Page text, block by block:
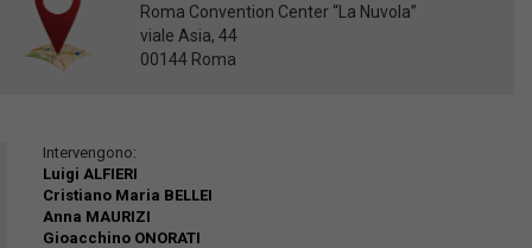
Roma Convention Center “La Nuvola”
viale Asia, 44
00144 Roma
Intervengono:
Luigi ALFIERI
Cristiano Maria BELLEI
Anna MAURIZI
Gioacchino ONORATI